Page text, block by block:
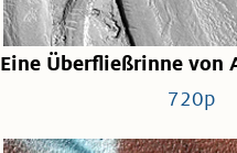
Eine Überfließrinne von
720p